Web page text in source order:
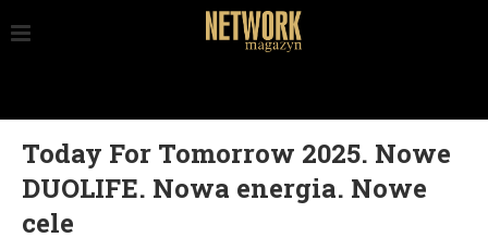
Today For Tomorrow 2025. Nowe
DUOLIFE. Nowa energia. Nowe
cele